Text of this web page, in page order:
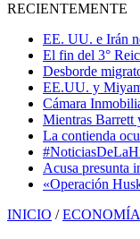
RECIENTEMENTE
EE. UU. e Irán
El fin del 3°
Desborde
EE.UU. y
Cámara
Mientras Barrett
La contienda
Acusa presunta
«Operación
INICIO / ECONOMÍA